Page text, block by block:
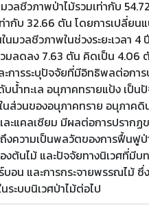
ลชีวภาพป่าไม้รวมเท่ากับ
ากับ 32.66 ตัน โดยการเปลี่ยน
มวลชีวภาพในช่วงระยะเวลา 4
มลดลง 7.63 ตัน คิดเป็น 4.06
การระบุปัจจัยที่มีอิทธิพลต่อกา
น้ำทะเล อนุภาคทรายแป้ง เป็น
ส่วนของอนุภาคทราย อนุภาคดิ
ะแคลเซียม มีผลต่อการปรากฏ
งความเป็นพลวัตของการฟื้นฟู
งต้นไม้ และปัจจัยทางนิเวศที่มี
น และการกระจายพรรณไม้ ซึ่
ะบบนิเวศป่าไม้ต่อไป